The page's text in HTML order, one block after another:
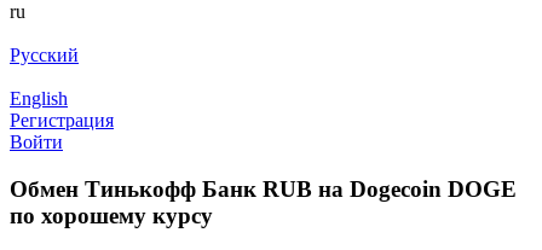
ru
Русский
English
Регистрация
Войти
Обмен Тинькофф Банк RUB на Dogecoin DOGE
по хорошему курсу